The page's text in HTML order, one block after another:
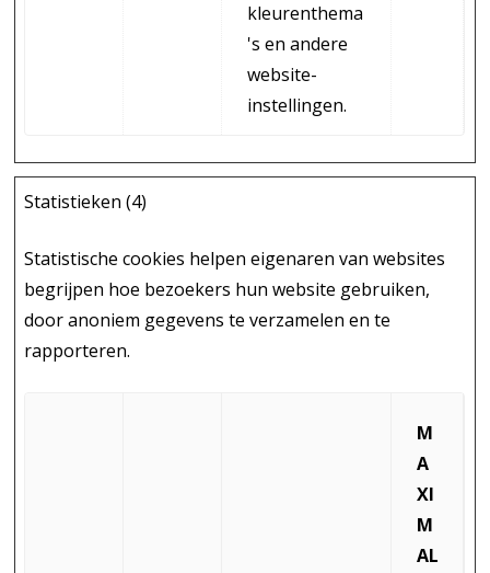
kleurenthema
's en andere
website-
instellingen.
Statistieken (4)
Statistische cookies helpen eigenaren van websites
begrijpen hoe bezoekers hun website gebruiken,
door anoniem gegevens te verzamelen en te
rapporteren.
M
A
XI
M
AL